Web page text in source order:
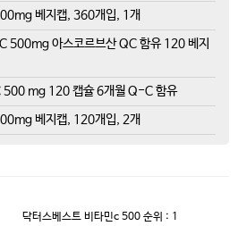
베지캡, 360개입, 1개
500mg 아스코르브산 QC 함유 120 베지
500 mg 120 캡슐 6개월 Q-C 함유
베지캡, 120개입, 2개
닥터스베스트 비타민c 500 순위 : 1